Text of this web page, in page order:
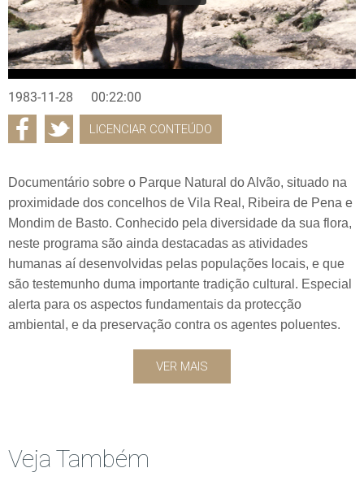
1983-11-28 00:22:00
LICENCIAR CONTEÚDO
Documentário sobre o Parque Natural do Alvão, situado na
proximidade dos concelhos de Vila Real, Ribeira de Pena e
Mondim de Basto. Conhecido pela diversidade da sua flora,
neste programa são ainda destacadas as atividades
humanas aí desenvolvidas pelas populações locais, e que
são testemunho duma importante tradição cultural. Especial
alerta para os aspectos fundamentais da protecção
ambiental, e da preservação contra os agentes poluentes.
VER MAIS
Veja Também